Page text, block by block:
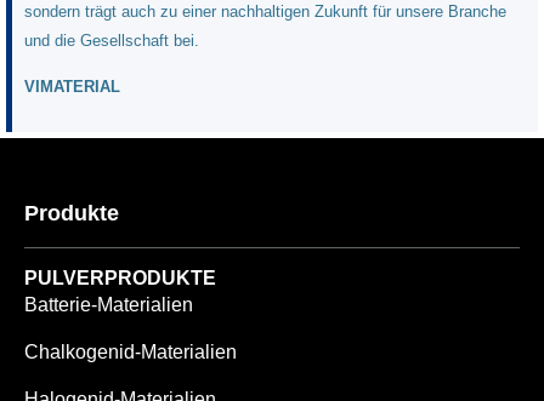
sondern trägt auch zu einer nachhaltigen Zukunft für unsere Branche
und die Gesellschaft bei.
VIMATERIAL
Produkte
PULVERPRODUKTE
Batterie-Materialien
Chalkogenid-Materialien